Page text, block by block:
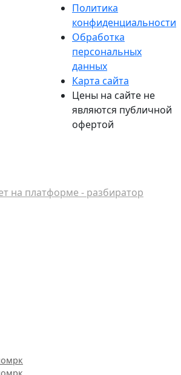
Политика
конфиденциальности
Обработка
персональных
данных
Карта сайта
Цены на сайте не
являются публичной
офертой
на платформе - разбиратор